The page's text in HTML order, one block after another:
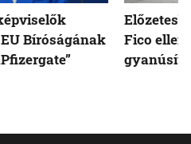
Bíróságának
Fico